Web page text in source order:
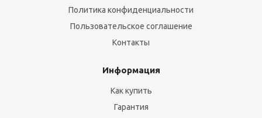
Политика конфиденциальности
Пользовательское соглашение
Контакты
Информация
Как купить
Гарантия